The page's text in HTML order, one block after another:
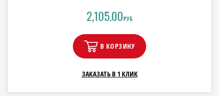
2,105.00РУБ
В КОРЗИНУ
ЗАКАЗАТЬ В 1 КЛИК